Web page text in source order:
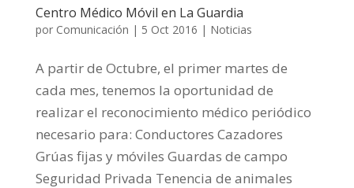
Centro Médico Móvil en La Guardia
por Comunicación | 5 Oct 2016 | Noticias
A partir de Octubre, el primer martes de
cada mes, tenemos la oportunidad de
realizar el reconocimiento médico periódico
necesario para: Conductores Cazadores
Grúas fijas y móviles Guardas de campo
Seguridad Privada Tenencia de animales